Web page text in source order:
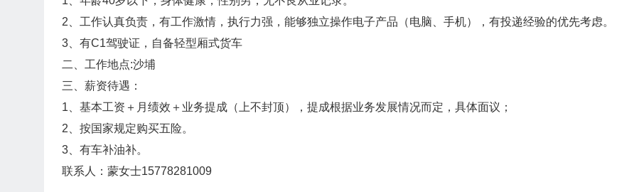
2、工作认真负责，有工作激情，执行力强，能够独立操作电子产品（电脑、手机），有投递经验的优先考虑。
3、有C1驾驶证，自备轻型厢式货车
二、工作地点:沙埔
三、薪资待遇：
1、基本工资＋月绩效＋业务提成（上不封顶），提成根据业务发展情况而定，具体面议；
2、按国家规定购买五险。
3、有车补油补。
联系人：蒙女士15778281009